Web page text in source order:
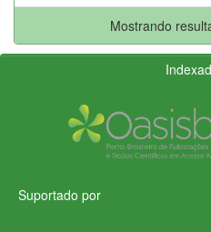
Mostrando
Suportado por